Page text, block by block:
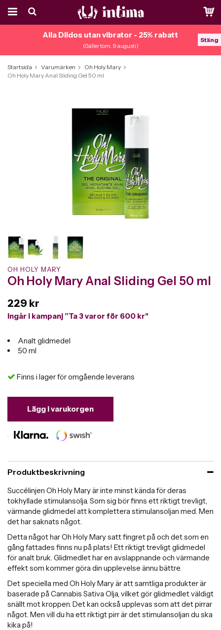
Alla Dildos utan vibrator - 25% rabatt
(Gäller tom. 9 augusti)
Stäng
Startsida Varumärken
Oh Holy Mary
Oh Holy Mary Anal Sliding Gel 50 ml
OH HOLY MARY
Oh Holy Mary Anal Sliding Gel 50 ml
229 kr
Ingår i kampanj ”Ta 3 varor för 600 kr"
Analt glidmedel
50 ml
Finns i lager för omgående leverans
Lägg i varukorgen
Produktbeskrivning
Succélinjen Oh Holy Mary är inte minst kända för deras
tokhyllade stimulansolja. Som sig bör finns ett riktigt trevligt,
värmande glidmedel att komplettera stimulansoljan med. Men
det har saknats något.
Detta något har Oh Holy Mary satt fingret på och det som en
gång fattades finns nu på plats! Ett riktigt trevligt glidmedel
för analt bruk. Glidmedlet har en avslappnande och värmande
effekt som kommer göra din upplevelse ännu bättre.
Det speciella med Oh Holy Mary är att samtliga produkter är
baserade på Cannabis Sativa Olja, vilket gör glidmedlet väldigt
snällt mot kroppen. Det kan också upplevas som att det pirrar
något. Men vill du ha ett riktigt pirr är det stimulansoljan du ska
kika på!